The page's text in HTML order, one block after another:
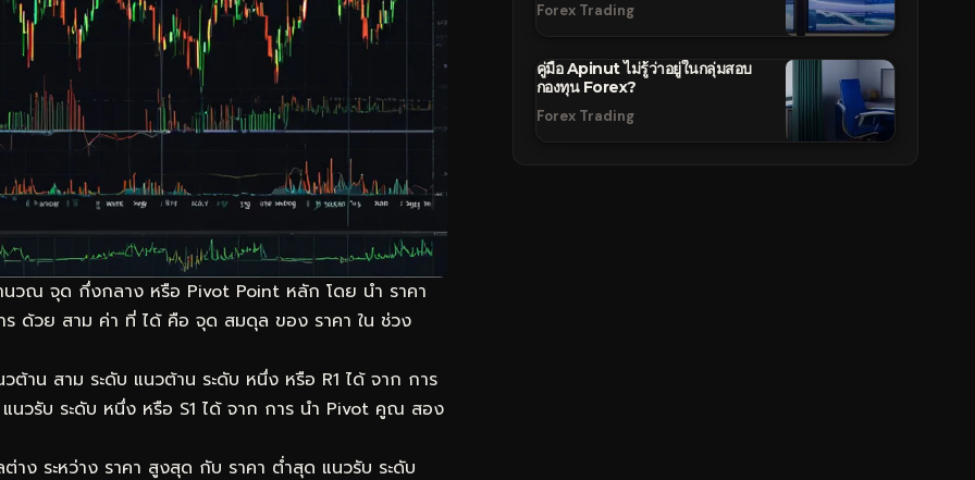
วณ จุด กึ่งกลาง หรือ Pivot Point หลัก โดย นำ ราคา
ด้วย สาม ค่า ที่ ได้ คือ จุด สมดุล ของ ราคา ใน ช่วง
าน สาม ระดับ แนวต้าน ระดับ หนึ่ง หรือ R1 ได้ จาก การ
วรับ ระดับ หนึ่ง หรือ S1 ได้ จาก การ นำ Pivot คูณ สอง
ง ระหว่าง ราคา สูงสุด กับ ราคา ต่ำสุด แนวรับ ระดับ
Forex Trading
คู่มือ Apinut ไม่รู้ว่าอยู่ในกลุ่มสอบ
กองทุน Forex?
Forex Trading